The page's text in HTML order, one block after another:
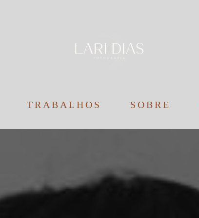
TRABALHOS SOBRE